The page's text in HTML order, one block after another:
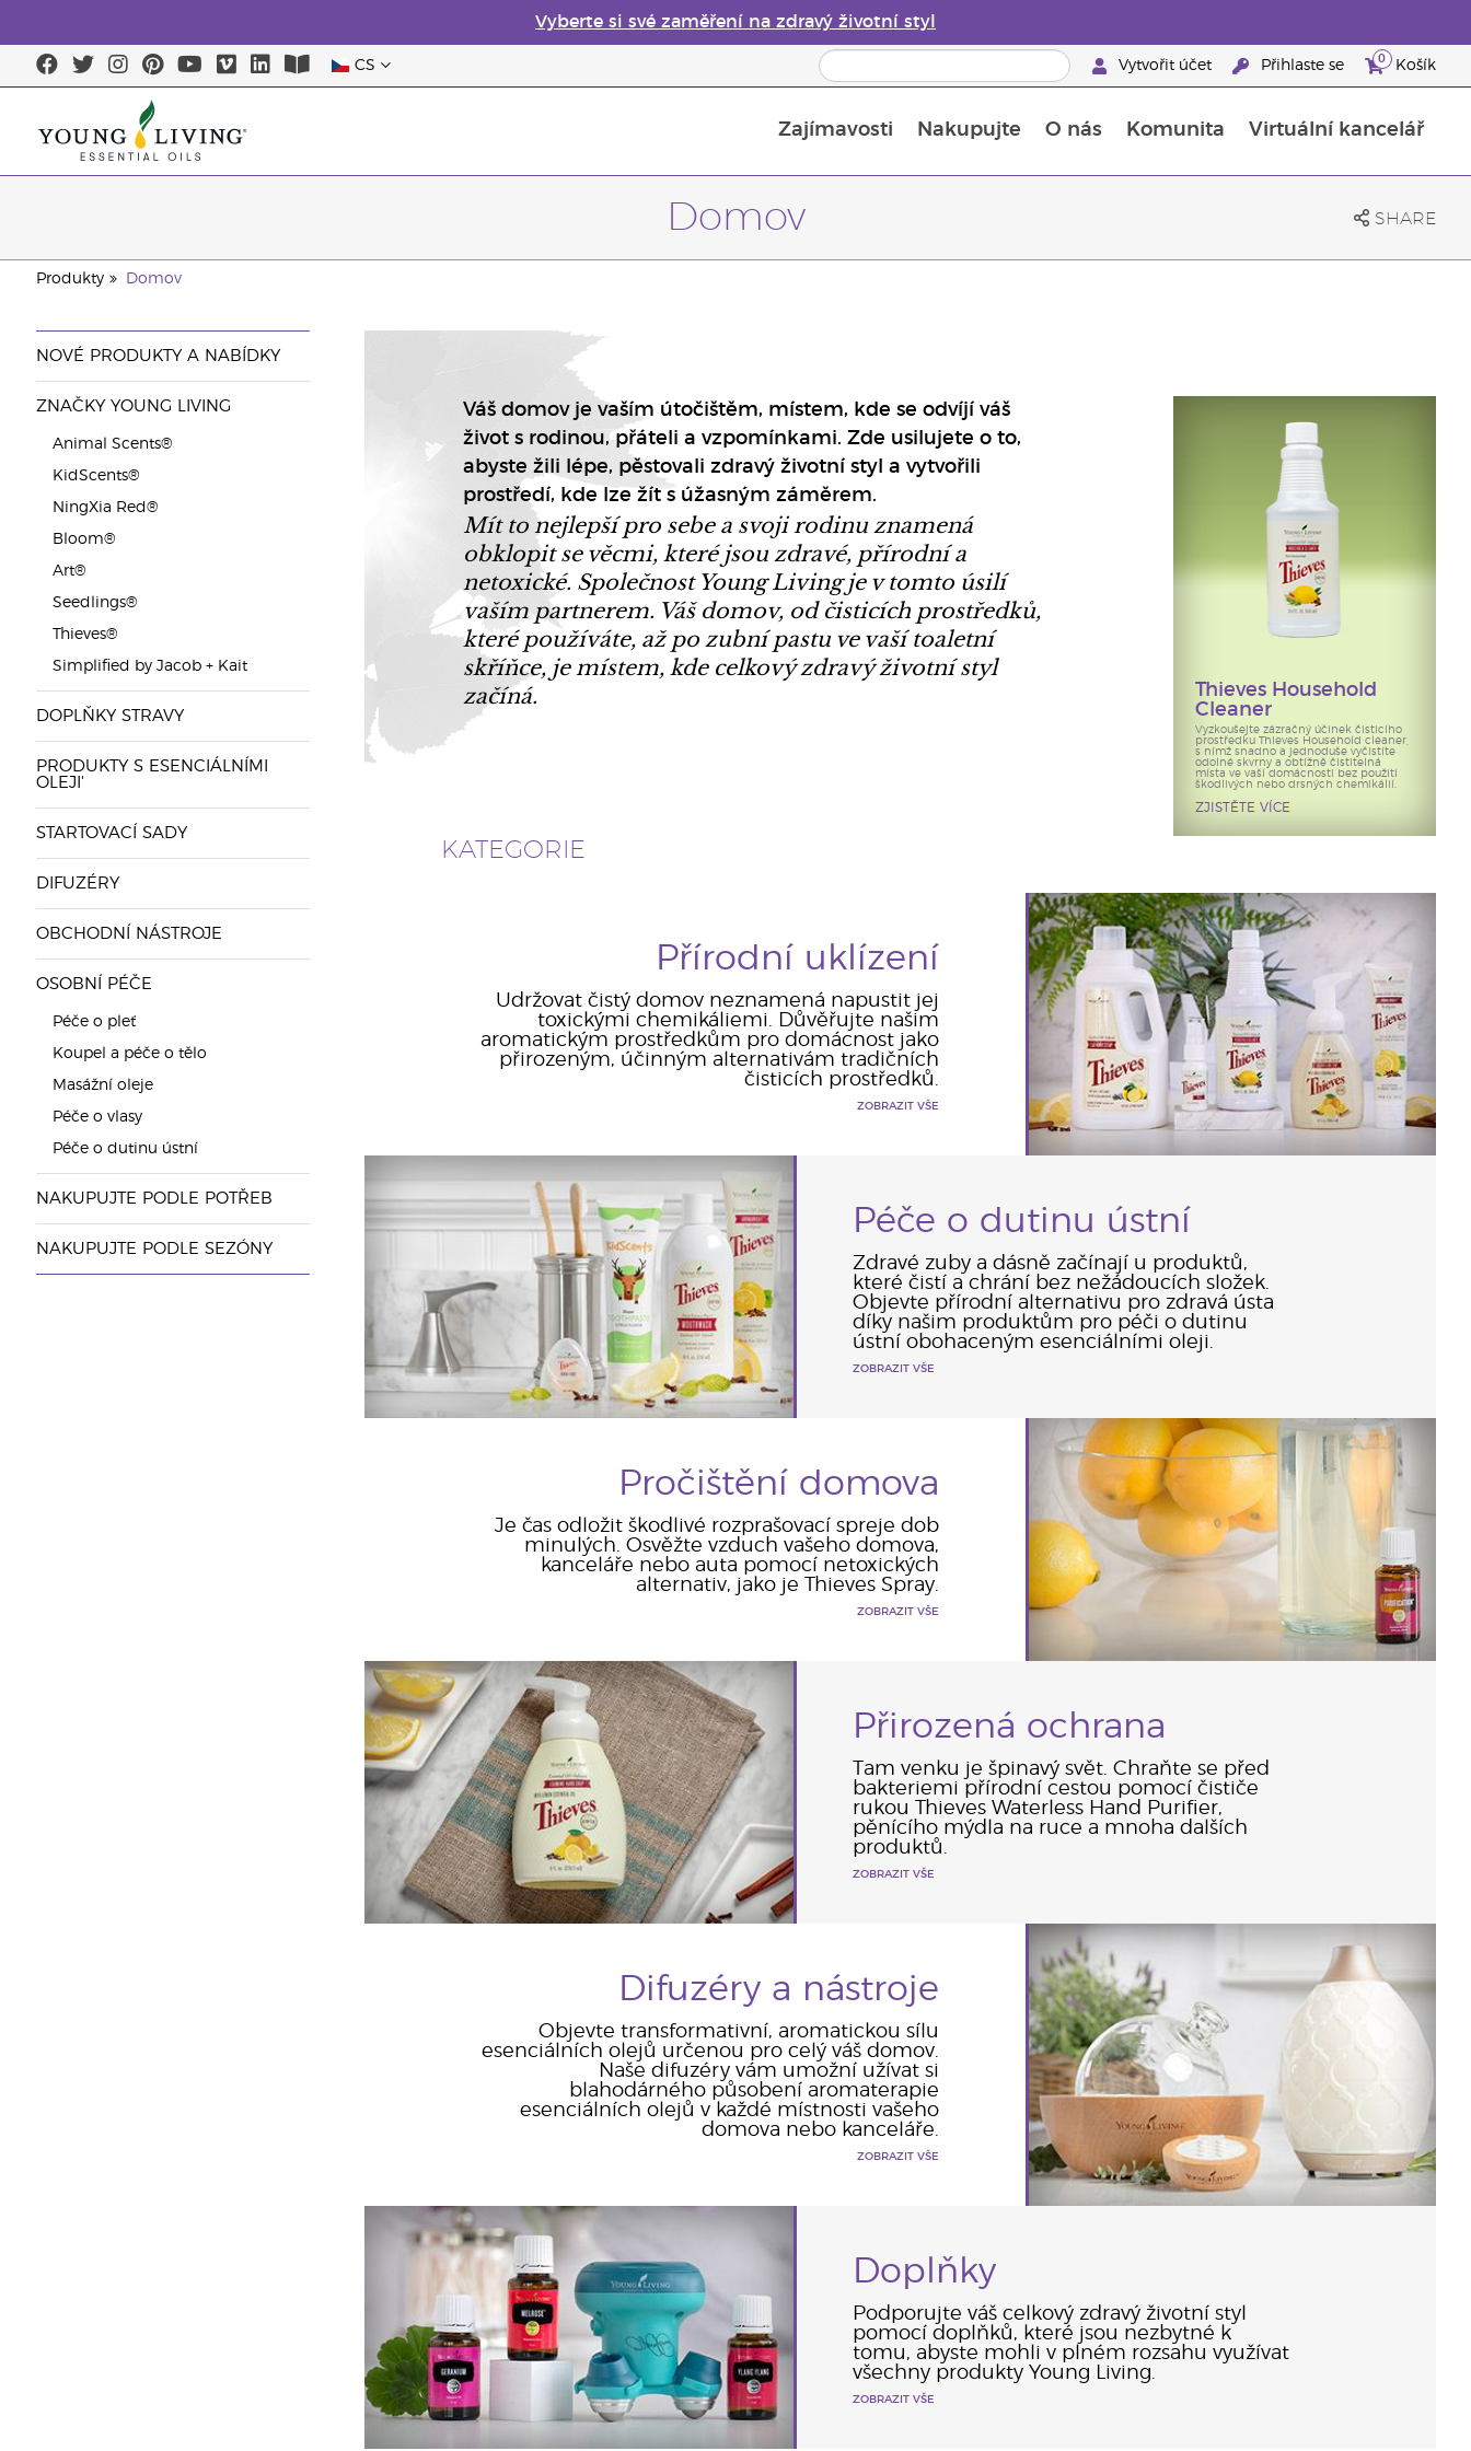
Vyberte si své zaměření na zdravý životní styl
CS Vytvořit účet Přihlaste se 0 Košík
Zajímavosti Nakupujte O nás Komunita Virtuální kancelář
Domov SHARE
Produkty Domov
NOVÉ PRODUKTY A NABÍDKY
ZNAČKY YOUNG LIVING
Animal Scents®
KidScents®
NingXia Red®
Bloom®
Art®
Seedlings®
Thieves®
Simplified by Jacob + Kait
DOPLŇKY STRAVY
PRODUKTY S ESENCIÁLNÍMI
OLEJI'
STARTOVACÍ SADY
DIFUZÉRY
OBCHODNÍ NÁSTROJE
OSOBNÍ PÉČE
Péče o pleť
Koupel a péče o tělo
Masážní oleje
Péče o vlasy
Péče o dutinu ústní
NAKUPUJTE PODLE POTŘEB
NAKUPUJTE PODLE SEZÓNY
Váš domov je vaším útočištěm, místem, kde se odvíjí váš
život s rodinou, přáteli a vzpomínkami. Zde usilujete o to,
abyste žili lépe, pěstovali zdravý životní styl a vytvořili
prostředí, kde lze žít s úžasným záměrem.
Mít to nejlepší pro sebe a svoji rodinu znamená
obklopit se věcmi, které jsou zdravé, přírodní a
netoxické. Společnost Young Living je v tomto úsilí
vaším partnerem. Váš domov, od čisticích prostředků,
které používáte, až po zubní pastu ve vaší toaletní
skříňce, je místem, kde celkový zdravý životní styl
začíná.
Thieves Household
Cleaner
Vyzkoušejte zázračný účinek čisticího
prostředku Thieves Household cleaner,
s nímž snadno a jednoduše vyčistíte
odolné skvrny a obtížně čistitelná
místa ve vaší domácnosti bez použití
škodlivých nebo drsných chemikálií.
ZJISTĚTE VÍCE
KATEGORIE
Přírodní uklízení
Udržovat čistý domov neznamená napustit jej
toxickými chemikáliemi. Důvěřujte našim
aromatickým prostředkům pro domácnost jako
přirozeným, účinným alternativám tradičních
čisticích prostředků.
ZOBRAZIT VŠE
Péče o dutinu ústní
Zdravé zuby a dásně začínají u produktů,
které čistí a chrání bez nežádoucích složek.
Objevte přírodní alternativu pro zdravá ústa
díky našim produktům pro péči o dutinu
ústní obohaceným esenciálními oleji.
ZOBRAZIT VŠE
Pročištění domova
Je čas odložit škodlivé rozprašovací spreje dob
minulých. Osvěžte vzduch vašeho domova,
kanceláře nebo auta pomocí netoxických
alternativ, jako je Thieves Spray.
ZOBRAZIT VŠE
Přirozená ochrana
Tam venku je špinavý svět. Chraňte se před
bakteriemi přírodní cestou pomocí čističe
rukou Thieves Waterless Hand Purifier,
pěnícího mýdla na ruce a mnoha dalších
produktů.
ZOBRAZIT VŠE
Difuzéry a nástroje
Objevte transformativní, aromatickou sílu
esenciálních olejů určenou pro celý váš domov.
Naše difuzéry vám umožní užívat si
blahodárného působení aromaterapie
esenciálních olejů v každé místnosti vašeho
domova nebo kanceláře.
ZOBRAZIT VŠE
Doplňky
Podporujte váš celkový zdravý životní styl
pomocí doplňků, které jsou nezbytné k
tomu, abyste mohli v plném rozsahu využívat
všechny produkty Young Living.
ZOBRAZIT VŠE